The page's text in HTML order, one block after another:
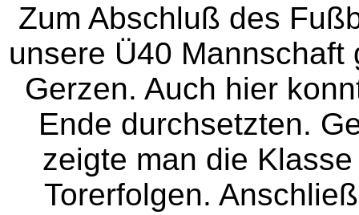
Zum Abschluß des
unsere Ü40 Mannschaft
Gerzen. Auch hier
Ende durchsetzten.
zeigte man die
Torerfolgen.